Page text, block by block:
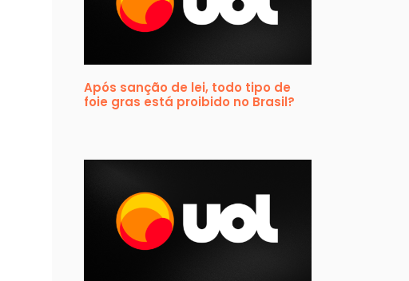
Após sanção de lei, todo tipo de
foie gras está proibido no Brasil?